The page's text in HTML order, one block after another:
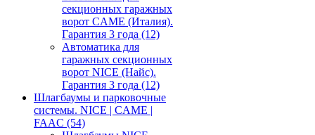
секционных гаражных
ворот CAME (Италия).
Гарантия 3 года (12)
Автоматика для
гаражных секционных
ворот NICE (Найс).
Гарантия 3 года (12)
Шлагбаумы и парковочные
системы. NICE | CAME |
FAAC (54)